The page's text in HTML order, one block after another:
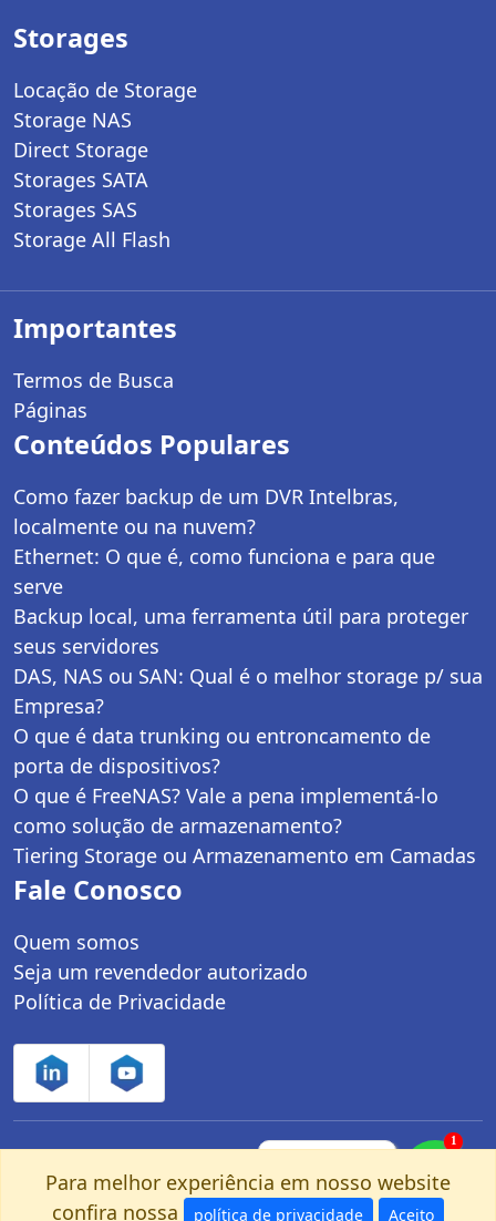
Storages
Locação de Storage
Storage NAS
Direct Storage
Storages SATA
Storages SAS
Storage All Flash
Importantes
Termos de Busca
Páginas
Conteúdos Populares
Como fazer backup de um DVR Intelbras,
localmente ou na nuvem?
Ethernet: O que é, como funciona e para que
serve
Backup local, uma ferramenta útil para proteger
seus servidores
DAS, NAS ou SAN: Qual é o melhor storage p/ sua
Empresa?
O que é data trunking ou entroncamento de
porta de dispositivos?
O que é FreeNAS? Vale a pena implementá-lo
como solução de armazenamento?
Tiering Storage ou Armazenamento em Camadas
Fale Conosco
Quem somos
Seja um revendedor autorizado
Política de Privacidade
Controle Net Tecnologia LTDA | CNPJ:
03.247.280/0001-25 | Av. dos Carinás, 660 -
Para melhor experiência em nosso website
confira nossa
política de privacidade Aceito
1
nosso Whatsapp!